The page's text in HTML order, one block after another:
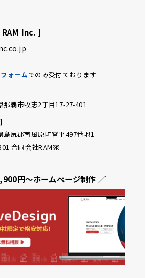
RAM Inc. ]
フォームでのみ受付ております
那覇市牧志2丁目17-27-401
島尻郡南風原町宮平497番地1
合同会社RAM宛
円〜ホームページ制作 ／